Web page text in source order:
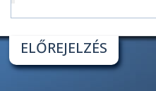
ELŐREJELZÉS